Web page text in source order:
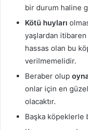
bir durum haline
Kötü huyları
yaşlardan
hassas olan bu
verilmemelidir.
Beraber olup
onlar için en güzel
olacaktır.
Başka köpeklerle